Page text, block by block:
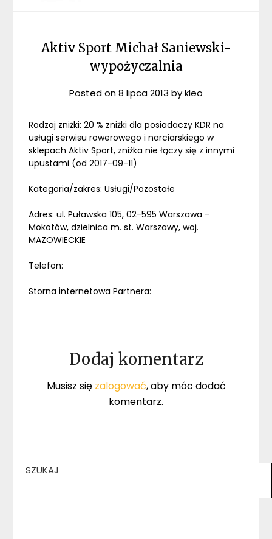
Aktiv Sport Michał Saniewski-
wypożyczalnia
Posted on8 lipca 2013 bykleo
Rodzaj zniżki: 20 % zniżki dla posiadaczy KDR na
usługi serwisu rowerowego i narciarskiego w
sklepach Aktiv Sport, zniżka nie łączy się z innymi
upustami (od 2017-09-11)
Kategoria/zakres: Usługi/Pozostałe
Adres: ul. Puławska 105, 02-595 Warszawa –
Mokotów, dzielnica m. st. Warszawy, woj.
MAZOWIECKIE
Telefon:
Storna internetowa Partnera:
Dodaj komentarz
Musisz się zalogować, aby móc dodać
komentarz.
SZUKAJ